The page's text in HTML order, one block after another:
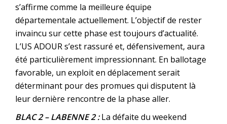
s’affirme comme la meilleure équipe
départementale actuellement. L’objectif de rester
invaincu sur cette phase est toujours d’actualité.
L’US ADOUR s’est rassuré et, défensivement, aura
été particulièrement impressionnant. En ballotage
favorable, un exploit en déplacement serait
déterminant pour des promues qui disputent là
leur dernière rencontre de la phase aller.
BLAC 2 – LABENNE 2 :La défaite du weekend